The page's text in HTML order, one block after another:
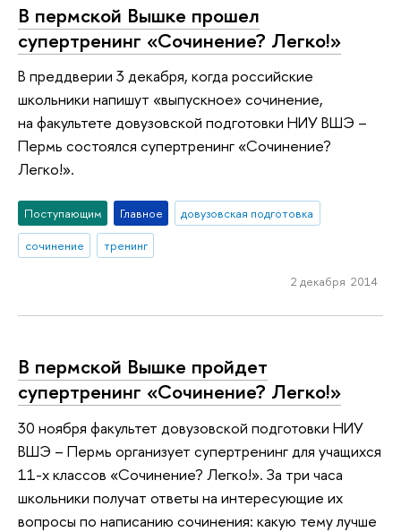
В пермской Вышке прошел
супертренинг «Сочинение? Легко!»
В преддверии 3 декабря, когда российские
школьники напишут «выпускное» сочинение,
на факультете довузовской подготовки НИУ ВШЭ –
Пермь состоялся супертренинг «Сочинение?
Легко!».
Поступающим Главное
довузовская подготовка
сочинение
тренинг
2 декабря 2014
В пермской Вышке пройдет
супертренинг «Сочинение? Легко!»
30 ноября факультет довузовской подготовки НИУ
ВШЭ – Пермь организует супертренинг для учащихся
11-х классов «Сочинение? Легко!». За три часа
школьники получат ответы на интересующие их
вопросы по написанию сочинения: какую тему лучше